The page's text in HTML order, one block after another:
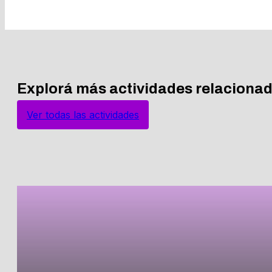
Explorá más actividades
Ver todas las actividades